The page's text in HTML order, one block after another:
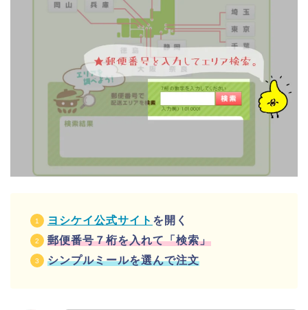
ヨシケイ公式サイト を開く
郵便番号７桁を入れて「検索」
シンプルミールを選んで注文